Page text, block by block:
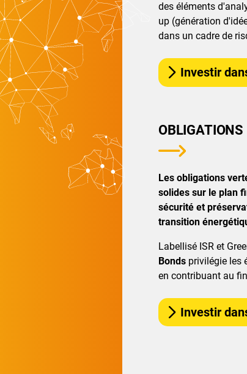
des éléments
up (génération
dans un cadre de
Investir
Les obligations
solides sur le plan
sécurité et
transition
Labellisé ISR et
Bonds privilégie les
en contribuant au
Investir